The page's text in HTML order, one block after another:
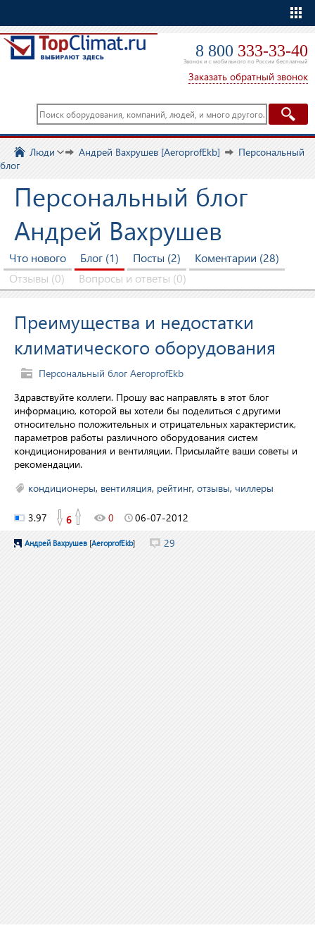
8 800 333-33-40
Звонок и с мобильного по России бесплатный
Заказать обратный звонок
Люди Андрей Вахрушев [AeroprofEkb]
Персональный
блог
Персональный блог
Андрей Вахрушев
Что нового Блог (1) Посты (2)
Коментарии (28)
Отзывы (0)
Вопросы и ответы (0)
Преимущества и недостатки
климатического оборудования
Персональный блог AeroprofEkb
Здравствуйте коллеги. Прошу вас направлять в этот блог
информацию, которой вы хотели бы поделиться с другими
относительно положительных и отрицательных характеристик,
параметров работы различного оборудования систем
кондиционирования и вентиляции. Присылайте ваши советы и
рекомендации.
кондиционеры, вентиляция, рейтинг, отзывы, чиллеры
3.97 6 0 06-07-2012
Андрей Вахрушев [AeroprofEkb] 29